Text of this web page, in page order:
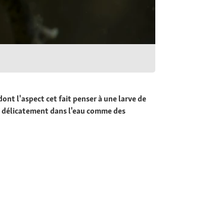
l'aspect cet fait penser à une larve de
dans l'eau comme des